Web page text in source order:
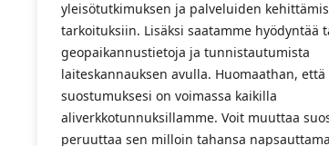
yleisötutkimuksen ja palveluiden
tarkoituksiin. Lisäksi saatamme hyödyntää
geopaikannustietoja ja tunnistautumista
laiteskannauksen avulla. Huomaathan, että
suostumuksesi on voimassa kaikilla
aliverkkotunnuksillamme. Voit muuttaa
peruuttaa sen milloin tahansa